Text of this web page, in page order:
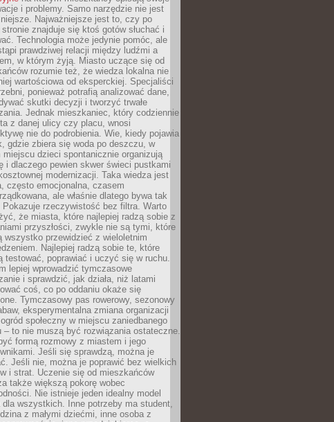
i problemy. Samo narzędzie nie jest
Najważniejsze jest to, czy po
stronie znajduje się ktoś gotów słuchać i
Technologia może jedynie pomóc, ale
prawdziwej relacji między ludźmi a
w którym żyją. Miasto uczące się od
rozumie też, że wiedza lokalna nie
wartościowa od eksperckiej. Specjaliści
ponieważ potrafią analizować dane,
skutki decyzji i tworzyć trwałe
Jednak mieszkaniec, który codziennie
z danej ulicy czy placu, wnosi
nie do podrobienia. Wie, kiedy pojawia
gdzie zbiera się woda po deszczu, w
miejscu dzieci spontanicznie organizują
i dlaczego pewien skwer świeci pustkami
modernizacji. Taka wiedza jest
często emocjonalna, czasem
ale właśnie dlatego bywa tak
Pokazuje rzeczywistość bez filtra. Warto
że miasta, które najlepiej radzą sobie z
przyszłości, zwykle nie są tymi, które
wszystko przewidzieć z wieloletnim
Najlepiej radzą sobie te, które
testować, poprawiać i uczyć się w ruchu.
lepiej wprowadzić tymczasowe
i sprawdzić, jak działa, niż latami
coś, co po oddaniu okaże się
Tymczasowy pas rowerowy, sezonowy
eksperymentalna zmiana organizacji
społeczny w miejscu zaniedbanego
– to nie muszą być rozwiązania ostateczne.
formą rozmowy z miastem i jego
Jeśli się sprawdzą, można je
Jeśli nie, można je poprawić bez wielkich
i strat. Uczenie się od mieszkańców
także większą pokorę wobec
Nie istnieje jeden idealny model
dla wszystkich. Inne potrzeby ma student,
z małymi dziećmi, inne osoba z